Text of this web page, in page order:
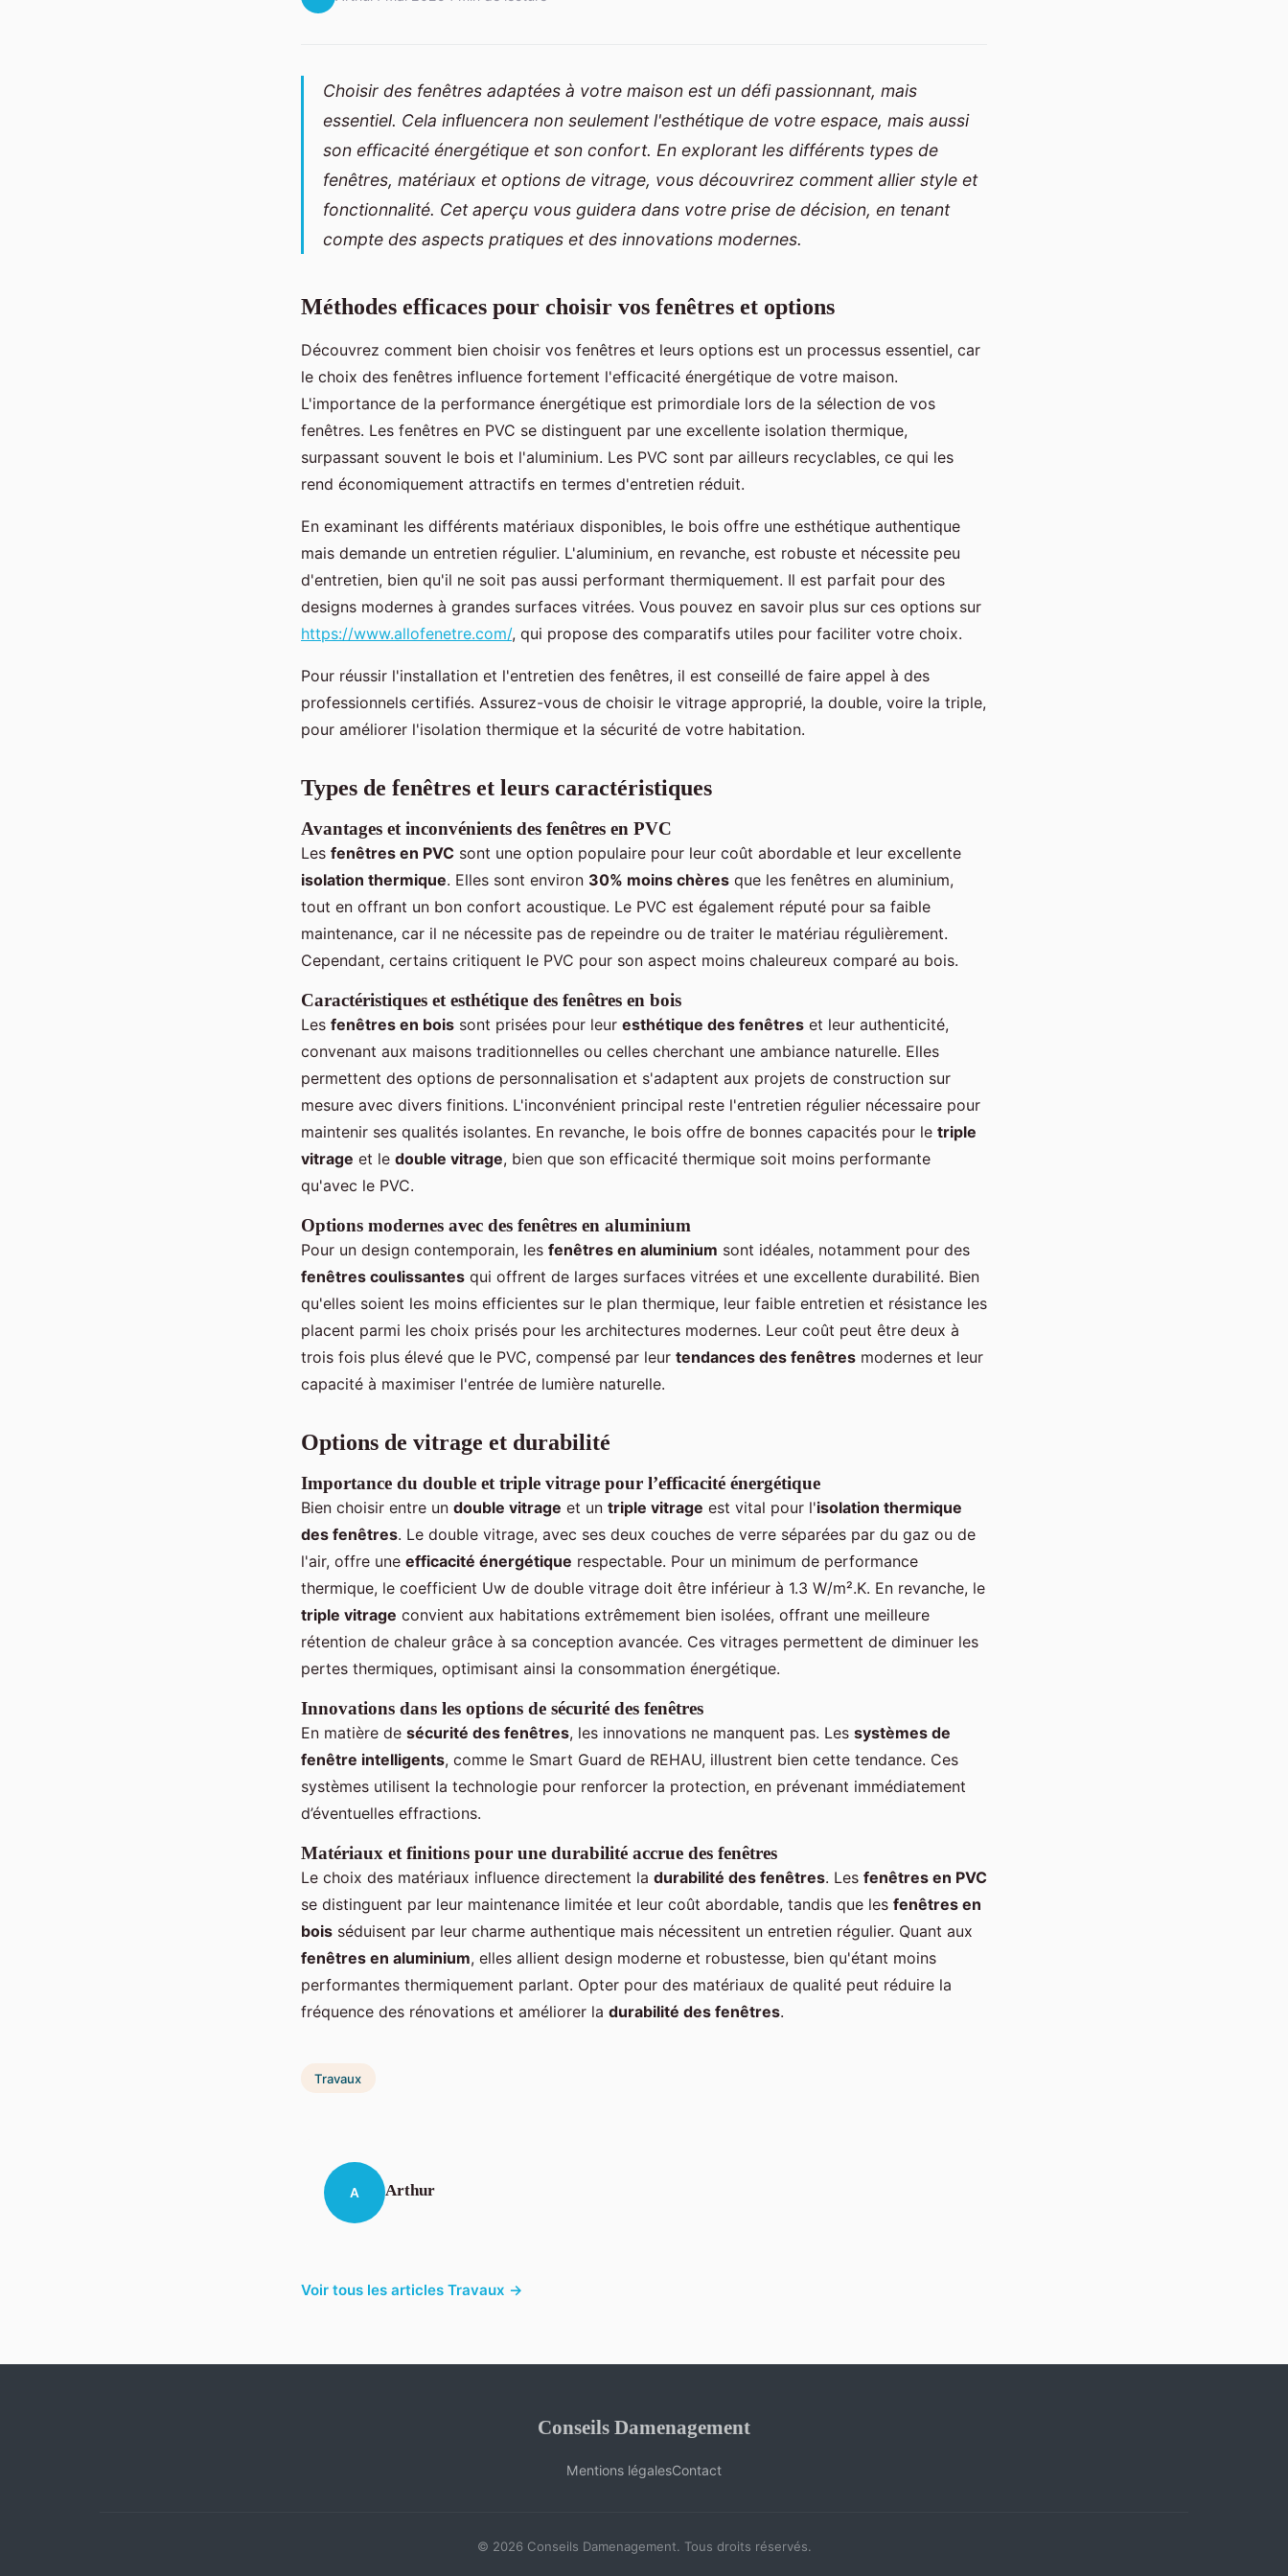
Choisir des fenêtres adaptées à votre maison est un défi passionnant, mais
essentiel. Cela influencera non seulement l'esthétique de votre espace, mais aussi
son efficacité énergétique et son confort. En explorant les différents types de
fenêtres, matériaux et options de vitrage, vous découvrirez comment allier style et
fonctionnalité. Cet aperçu vous guidera dans votre prise de décision, en tenant
compte des aspects pratiques et des innovations modernes.
Méthodes efficaces pour choisir vos fenêtres et options
Découvrez comment bien choisir vos fenêtres et leurs options est un processus essentiel, car
le choix des fenêtres influence fortement l'efficacité énergétique de votre maison.
L'importance de la performance énergétique est primordiale lors de la sélection de vos
fenêtres. Les fenêtres en PVC se distinguent par une excellente isolation thermique,
surpassant souvent le bois et l'aluminium. Les PVC sont par ailleurs recyclables, ce qui les
rend économiquement attractifs en termes d'entretien réduit.
En examinant les différents matériaux disponibles, le bois offre une esthétique authentique
mais demande un entretien régulier. L'aluminium, en revanche, est robuste et nécessite peu
d'entretien, bien qu'il ne soit pas aussi performant thermiquement. Il est parfait pour des
designs modernes à grandes surfaces vitrées. Vous pouvez en savoir plus sur ces options sur
https://www.allofenetre.com/, qui propose des comparatifs utiles pour faciliter votre choix.
Pour réussir l'installation et l'entretien des fenêtres, il est conseillé de faire appel à des
professionnels certifiés. Assurez-vous de choisir le vitrage approprié, la double, voire la triple,
pour améliorer l'isolation thermique et la sécurité de votre habitation.
Types de fenêtres et leurs caractéristiques
Avantages et inconvénients des fenêtres en PVC
Les fenêtres en PVC sont une option populaire pour leur coût abordable et leur excellente
isolation thermique. Elles sont environ 30% moins chères que les fenêtres en aluminium,
tout en offrant un bon confort acoustique. Le PVC est également réputé pour sa faible
maintenance, car il ne nécessite pas de repeindre ou de traiter le matériau régulièrement.
Cependant, certains critiquent le PVC pour son aspect moins chaleureux comparé au bois.
Caractéristiques et esthétique des fenêtres en bois
Les fenêtres en bois sont prisées pour leur esthétique des fenêtres et leur authenticité,
convenant aux maisons traditionnelles ou celles cherchant une ambiance naturelle. Elles
permettent des options de personnalisation et s'adaptent aux projets de construction sur
mesure avec divers finitions. L'inconvénient principal reste l'entretien régulier nécessaire pour
maintenir ses qualités isolantes. En revanche, le bois offre de bonnes capacités pour le triple
vitrage et le double vitrage, bien que son efficacité thermique soit moins performante
qu'avec le PVC.
Options modernes avec des fenêtres en aluminium
Pour un design contemporain, les fenêtres en aluminium sont idéales, notamment pour des
fenêtres coulissantes qui offrent de larges surfaces vitrées et une excellente durabilité. Bien
qu'elles soient les moins efficientes sur le plan thermique, leur faible entretien et résistance les
placent parmi les choix prisés pour les architectures modernes. Leur coût peut être deux à
trois fois plus élevé que le PVC, compensé par leur tendances des fenêtres modernes et leur
capacité à maximiser l'entrée de lumière naturelle.
Options de vitrage et durabilité
Importance du double et triple vitrage pour l’efficacité énergétique
Bien choisir entre un double vitrage et un triple vitrage est vital pour l'isolation thermique
des fenêtres. Le double vitrage, avec ses deux couches de verre séparées par du gaz ou de
l'air, offre une efficacité énergétique respectable. Pour un minimum de performance
thermique, le coefficient Uw de double vitrage doit être inférieur à 1.3 W/m².K. En revanche, le
triple vitrage convient aux habitations extrêmement bien isolées, offrant une meilleure
rétention de chaleur grâce à sa conception avancée. Ces vitrages permettent de diminuer les
pertes thermiques, optimisant ainsi la consommation énergétique.
Innovations dans les options de sécurité des fenêtres
En matière de sécurité des fenêtres, les innovations ne manquent pas. Les systèmes de
fenêtre intelligents, comme le Smart Guard de REHAU, illustrent bien cette tendance. Ces
systèmes utilisent la technologie pour renforcer la protection, en prévenant immédiatement
d’éventuelles effractions.
Matériaux et finitions pour une durabilité accrue des fenêtres
Le choix des matériaux influence directement la durabilité des fenêtres. Les fenêtres en PVC
se distinguent par leur maintenance limitée et leur coût abordable, tandis que les fenêtres en
bois séduisent par leur charme authentique mais nécessitent un entretien régulier. Quant aux
fenêtres en aluminium, elles allient design moderne et robustesse, bien qu'étant moins
performantes thermiquement parlant. Opter pour des matériaux de qualité peut réduire la
fréquence des rénovations et améliorer la durabilité des fenêtres.
Travaux
A Arthur
Voir tous les articles Travaux →
Conseils Damenagement
Mentions légalesContact
© 2026 Conseils Damenagement. Tous droits réservés.